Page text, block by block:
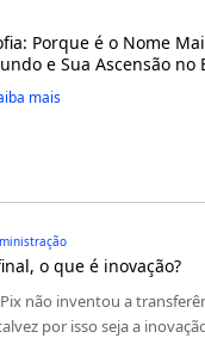
Porque é o Nome
e Sua Ascensão no
mais
o que é inovação?
não inventou a
por isso seja a